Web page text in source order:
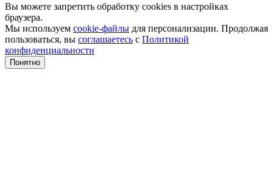
Вы можете запретить обработку cookies в настройках
браузера.
Мы используем cookie-файлы для персонализации. Продолжая
пользоваться, вы соглашаетесь с Политикой
конфиденциальности
Понятно